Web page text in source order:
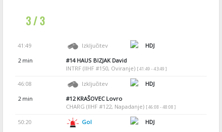
3 / 3
41:49 Izključitev
HDJ
2 min
#14HAUS BIZJAK David
INTRF (IIHF #150, Oviranje) [ 41:49 - 43:49 ]
46:08 Izključitev
HDJ
2 min
#12KRAŠOVEC Lovro
CHARG (IIHF #122, Napadanje) [ 46:08 - 48:08 ]
50:20 Gol
HDJ